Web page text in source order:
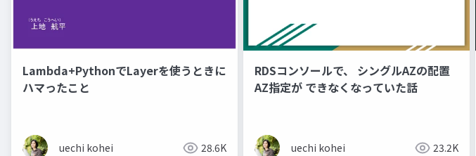
Lambda+PythonでLayerを使うときに
ハマったこと
uechi kohei 28.6K
RDSコンソールで、 シングルAZの配置
AZ指定が できなくなっていた話
uechi kohei 23.2K